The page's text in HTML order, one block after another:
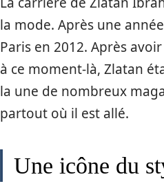
la mode. Après une
Paris en 2012. Après
à ce moment-là, Zlatan
la une de nombreux
partout où il est allé.
Une icône du